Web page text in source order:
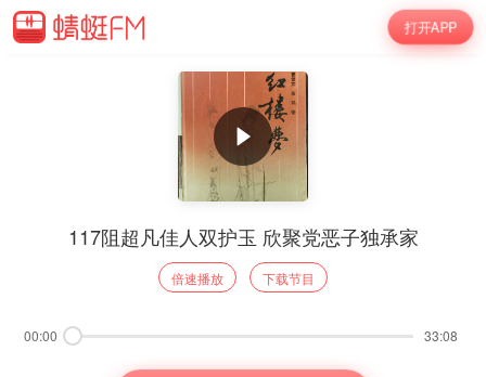
打开APP
117阻超凡佳人双护玉 欣聚党恶子独承家
倍速播放 下载节目
00:00 33:08